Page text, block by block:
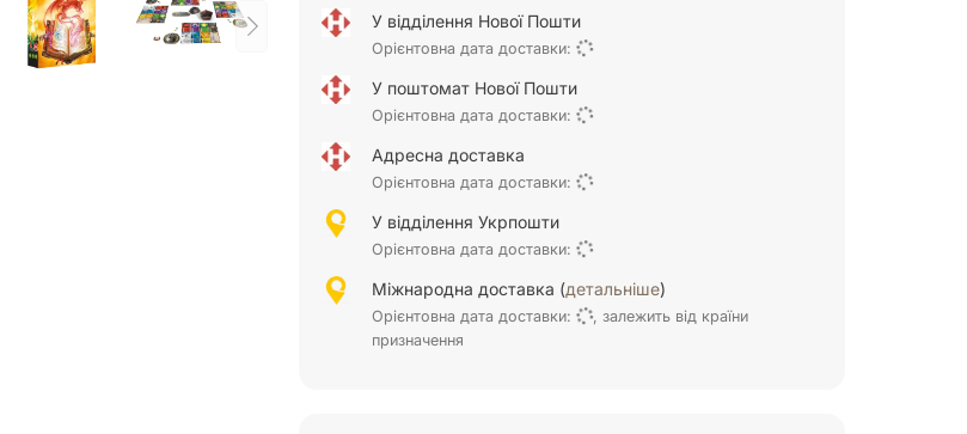
У відділення Нової Пошти
Орієнтовна дата доставки:
У поштомат Нової Пошти
Орієнтовна дата доставки:
Адресна доставка
Орієнтовна дата доставки:
У відділення Укрпошти
Орієнтовна дата доставки:
Міжнародна доставка (детальніше)
Орієнтовна дата доставки:
, залежить від країни
призначення